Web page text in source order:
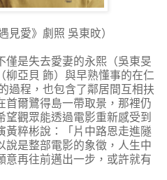
見愛》劇照 吳東旼）
僅是失去愛妻的永熙（吳東旻
柳亞貝 飾）與早熟懂事的在仁
過程，也包含了鄰居間互相扶
首爾鷺得島一帶取景，那裡仍
觀眾能透過電影重新感受到
黃粹彬說：「片中路恩走進隧
說是整部電影的象徵，人生中
意再往前邁出一步，或許就有